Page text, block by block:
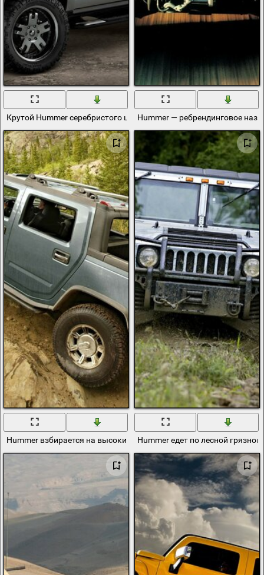
Крутой Hummer серебристого цветаHummer — ребрендинговое
Hummer взбирается на высокий скалистый утёсHummer едет по лесной грязной